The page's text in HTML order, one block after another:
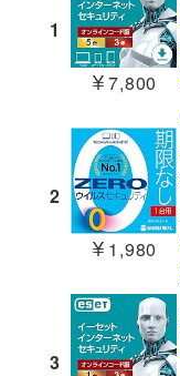
1
￥7,800
2
￥1,980
3